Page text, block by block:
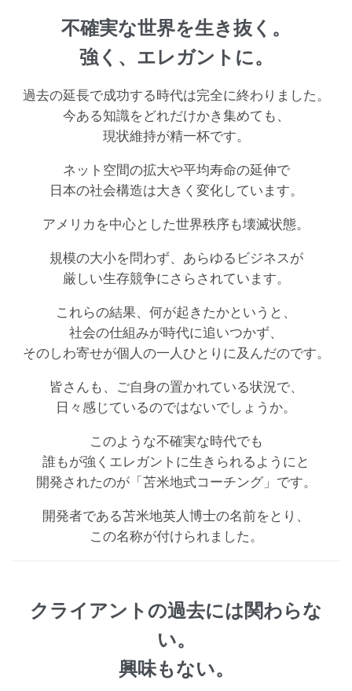
不確実な世界を生き抜く。
強く、エレガントに。
過去の延長で成功する時代は完全に終わりました。
今ある知識をどれだけかき集めても、
現状維持が精一杯です。
ネット空間の拡大や平均寿命の延伸で
日本の社会構造は大きく変化しています。
アメリカを中心とした世界秩序も壊滅状態。
規模の大小を問わず、あらゆるビジネスが
厳しい生存競争にさらされています。
これらの結果、何が起きたかというと、
社会の仕組みが時代に追いつかず、
そのしわ寄せが個人の一人ひとりに及んだのです。
皆さんも、ご自身の置かれている状況で、
日々感じているのではないでしょうか。
このような不確実な時代でも
誰もが強くエレガントに生きられるようにと
開発されたのが「苫米地式コーチング」です。
開発者である苫米地英人博士の名前をとり、
この名称が付けられました。
クライアントの過去には関わらな
い。
興味もない。